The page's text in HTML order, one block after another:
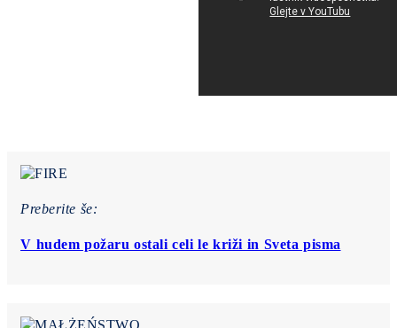
Preberite še:
V hudem požaru ostali celi le križi in Sveta pisma